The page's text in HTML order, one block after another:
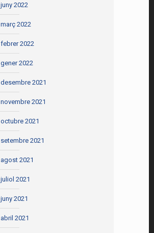
juny 2022
març 2022
febrer 2022
gener 2022
desembre 2021
novembre 2021
octubre 2021
setembre 2021
agost 2021
juliol 2021
juny 2021
abril 2021